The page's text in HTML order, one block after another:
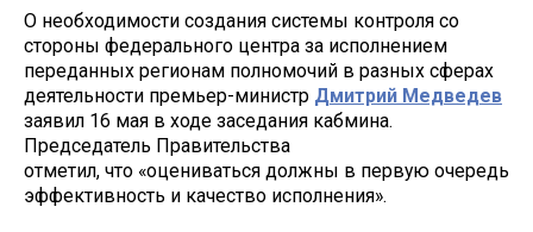
О необходимости создания системы контроля со
стороны федерального центра за исполнением
переданных регионам полномочий в разных сферах
деятельности премьер-министр Дмитрий Медведев
заявил 16 мая в ходе заседания кабмина.
Председатель Правительства
отметил, что «оцениваться должны в первую очередь
эффективность и качество исполнения».